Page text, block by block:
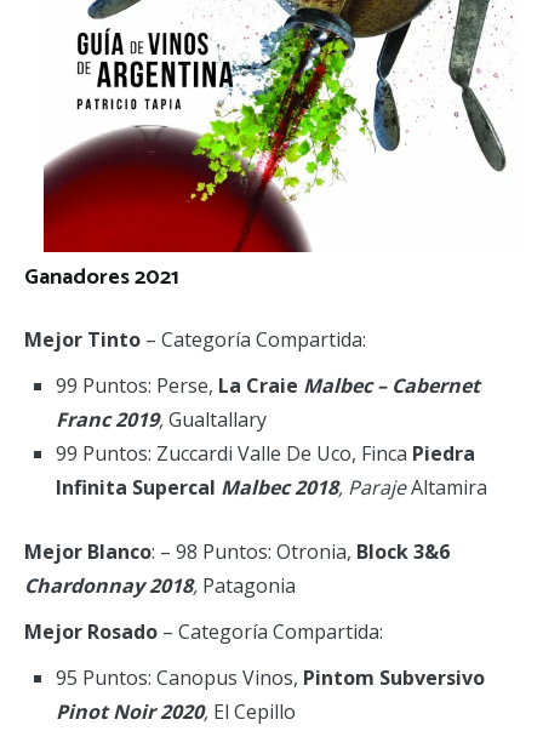
Ganadores 2021
Mejor Tinto – Categoría Compartida:
99 Puntos: Perse, La Craie Malbec – Cabernet
Franc 2019,Gualtallary
99 Puntos: Zuccardi Valle De Uco, Finca Piedra
Infinita Supercal Malbec 2018, ParajeAltamira
Mejor Blanco: – 98 Puntos: Otronia, Block 3&6
Chardonnay 2018, Patagonia
Mejor Rosado – Categoría Compartida:
95 Puntos: Canopus Vinos, Pintom Subversivo
Pinot Noir 2020, El Cepillo